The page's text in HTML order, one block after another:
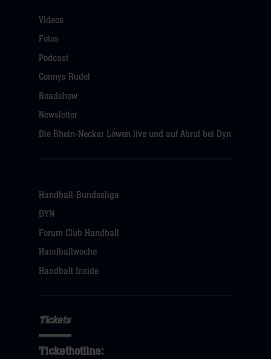
Videos
Fotos
Podcast
Connys Rudel
Roadshow
Newsletter
Die Rhein-Neckar Löwen live und auf Abruf bei Dyn
Handball-Bundesliga
DYN
Forum Club Handball
Handballwoche
Handball Inside
Tickets
Tickethotline: